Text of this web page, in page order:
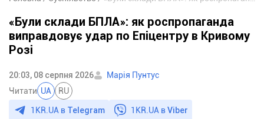
«Були склади БПЛА»: як роспропаганда
виправдовує удар по Епіцентру в Кривому
Розі
20:03, 08 серпня 2026
Марія Пунтус
Читати UA RU
1KR.UA в Telegram 1KR.UA вViber